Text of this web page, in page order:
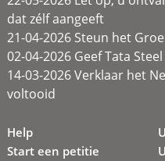
dat zélf aangeeft
21-04-2026 Steun het
02-04-2026 Geef Tata
14-03-2026 Verklaar het
voltooid
Help
Start een petitie